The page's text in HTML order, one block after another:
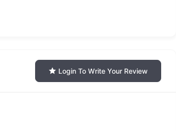
Login To Write Your Review